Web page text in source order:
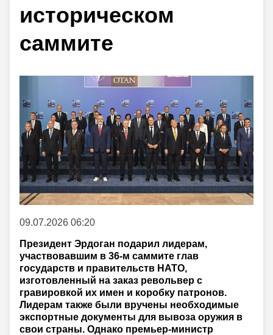
историческом
саммите
09.07.2026 06:20
Президент Эрдоган подарил лидерам,
участвовавшим в 36-м саммите глав
государств и правительств НАТО,
изготовленный на заказ револьвер с
гравировкой их имен и коробку патронов.
Лидерам также были вручены необходимые
экспортные документы для вывоза оружия в
свои страны. Однако премьер-министр